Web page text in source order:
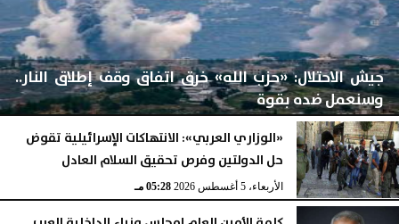
جيش الاحتلال: «حزب الله» خرق اتفاق وقف إطلاق النار..
وسنعمل ضده بقوة
الأربعاء، 5 أغسطس 2026 06:17 مـ
«الوزاري العربي»: الانتهاكات الإسرائيلية تقوض
حل الدولتين وفرص تحقيق السلام العادل
الأربعاء، 5 أغسطس 2026 05:28 مـ